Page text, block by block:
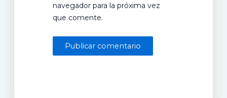
navegador para la próxima vez
que comente.